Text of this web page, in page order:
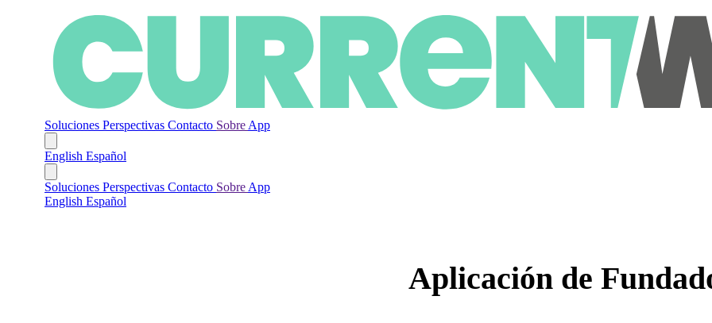
Soluciones Perspectivas Contacto Sobre App
English Español
Soluciones Perspectivas Contacto Sobre App
English Español
Aplicación de